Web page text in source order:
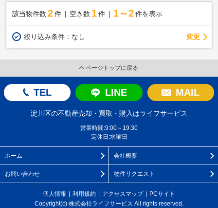
該当物件数 2件 空き数 1 件 1～2 件を表示
絞り込み条件： なし 変更
ページトップに戻る
TEL LINE MAIL
淀川区の不動産売却・買取・購入はライフサービス
営業時間:9:00～19:30
定休日:水曜日
ホーム 会社概要
お問い合わせ 物件リクエスト
個人情報 利用規約 アクセスマップ
PCサイト
Copyright(c) 株式会社ライフサービス All rights reserved.